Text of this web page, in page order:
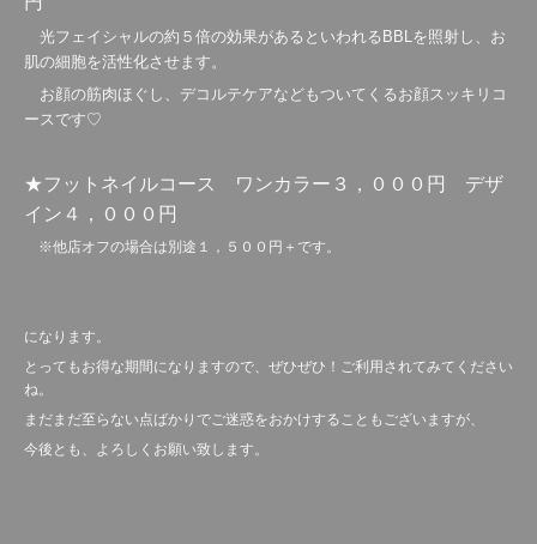
光フェイシャルの約５倍の効果があるといわれるBBLを照射し、お
肌の細胞を活性化させます。
お顔の筋肉ほぐし、デコルテケアなどもついてくるお顔スッキリコ
ースです♡
★フットネイルコース ワンカラー３，０００円 デザ
イン４，０００円
※他店オフの場合は別途１，５００円＋です。
になります。
とってもお得な期間になりますので、ぜひぜひ！ご利用されてみてください
ね。
まだまだ至らない点ばかりでご迷惑をおかけすることもございますが、
今後とも、よろしくお願い致します。